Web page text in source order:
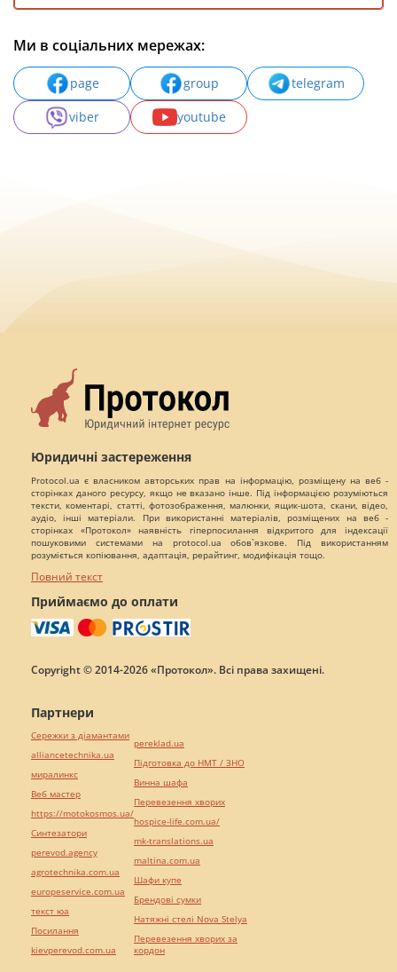
Ми в соціальних мережах:
page group
telegram
viber
youtube
Юридичні застереження
Protocol.ua є власником авторських прав на інформацію, розміщену на веб -
сторінках даного ресурсу, якщо не вказано інше. Під інформацією розуміються
тексти, коментарі, статті, фотозображення, малюнки, ящик-шота, скани, відео,
аудіо, інші матеріали. При використанні матеріалів, розміщених на веб -
сторінках «Протокол» наявність гіперпосилання відкритого для індексації
пошуковими системами на protocol.ua обов`язкове. Під використанням
розуміється копіювання, адаптація, рерайтинг, модифікація тощо.
Повний текст
Приймаємо до оплати
Copyright © 2014-2026 «Протокол». Всі права захищені.
Партнери
Сережки з діамантами
alliancetechnika.ua
миралинкс
Веб мастер
https://motokosmos.ua/
Синтезатори
perevod.agency
agrotechnika.com.ua
europeservice.com.ua
текст юа
Посилання
kievperevod.com.ua
pereklad.ua
Підготовка до НМТ / ЗНО
Винна шафа
Перевезення хворих
hospice-life.com.ua/
mk-translations.ua
maltina.com.ua
Шафи купе
Брендові сумки
Натяжні стелі Nova Stelya
Перевезення хворих за
кордон